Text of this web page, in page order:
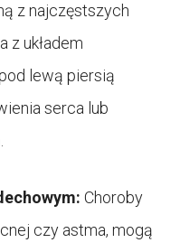
z najczęstszych
z układem
lewą piersią
serca lub
Choroby
czy astma, mogą